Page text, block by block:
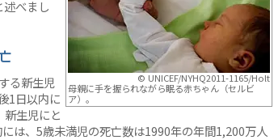
© UNICEF/NYHQ2011-1165/Holt
母親に手を握られながら眠る赤ちゃん（セルビ
ア）。
べまし
る新生児
1日以内に
生児にと
は、5歳未満児の死亡数は1990年の年間1,200万人